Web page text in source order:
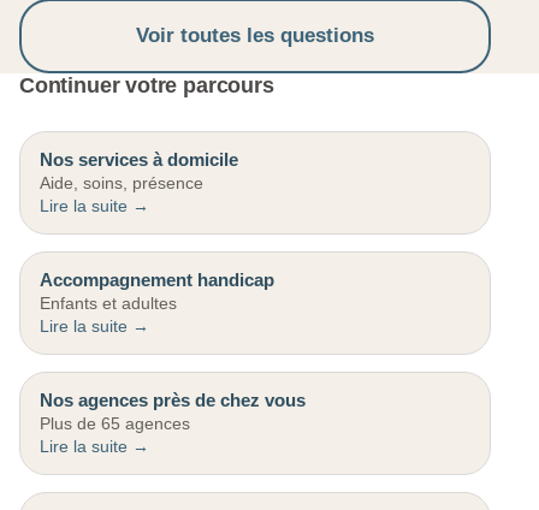
Voir toutes les questions
Continuer votre parcours
Nos services à domicile
Aide, soins, présence
Accompagnement handicap
Enfants et adultes
Nos agences près de chez vous
Plus de 65 agences